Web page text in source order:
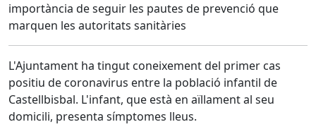
importància de seguir les pautes de prevenció que
marquen les autoritats sanitàries
L'Ajuntament ha tingut coneixement del primer cas
positiu de coronavirus entre la població infantil de
Castellbisbal. L'infant, que està en aïllament al seu
domicili, presenta símptomes lleus.